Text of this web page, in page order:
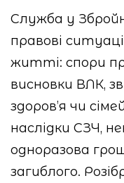
Служба у
правові
житті: спори
висновки ВЛК,
здоров’я чи
наслідки СЗЧ,
одноразова
загиблого.